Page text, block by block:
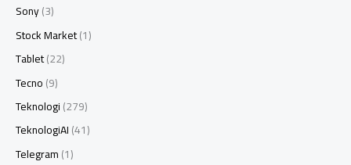
Sony(3)
Stock Market(1)
Tablet(22)
Tecno(9)
Teknologi(279)
TeknologiAI(41)
Telegram(1)